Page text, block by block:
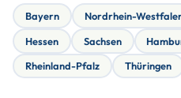
Bayern Nordrhein-
Hessen
Sachsen
Rheinland-Pfalz
Thüringen